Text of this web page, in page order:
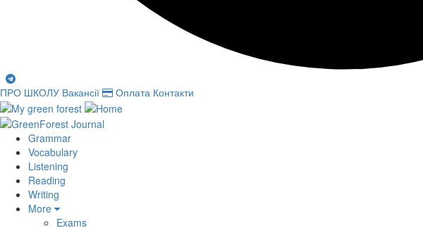
ПРО ШКОЛУ Вакансії Оплата Контакти
Grammar
Vocabulary
Listening
Reading
Writing
More
Exams